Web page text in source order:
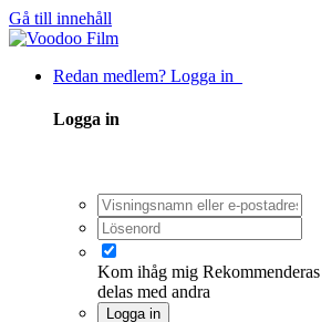
Gå till innehåll
Redan medlem? Logga in
Logga in
Kom ihåg mig
delas med andra
Logga in